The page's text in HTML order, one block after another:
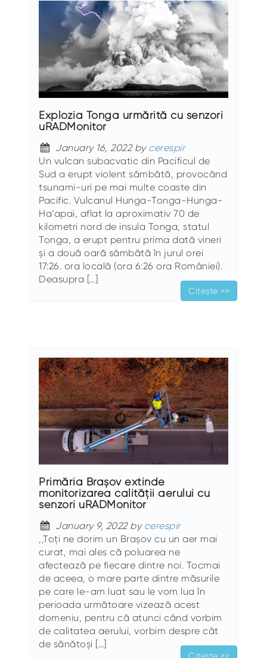
Explozia Tonga urmărită cu senzori
uRADMonitor
January 16, 2022 by cerespir
Un vulcan subacvatic din Pacificul de
Sud a erupt violent sâmbătă, provocând
tsunami-uri pe mai multe coaste din
Pacific. Vulcanul Hunga-Tonga-Hunga-
Ha’apai, aflat la aproximativ 70 de
kilometri nord de insula Tonga, statul
Tonga, a erupt pentru prima dată vineri
și a două oară sâmbătă în jurul orei
17:26. ora locală (ora 6:26 ora României).
Deasupra […]
Citește >>
Primăria Brașov extinde
monitorizarea calității aerului cu
senzori uRADMonitor
January 9, 2022 by cerespir
,,Toți ne dorim un Brașov cu un aer mai
curat, mai ales că poluarea ne
afectează pe fiecare dintre noi. Tocmai
de aceea, o mare parte dintre măsurile
pe care le-am luat sau le vom lua în
perioada următoare vizează acest
domeniu, pentru că atunci când vorbim
de calitatea aerului, vorbim despre cât
de sănătoși […]
Citește >>